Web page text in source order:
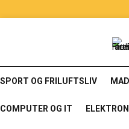
SPORT OG FRILUFTSLIV
COMPUTER OG IT